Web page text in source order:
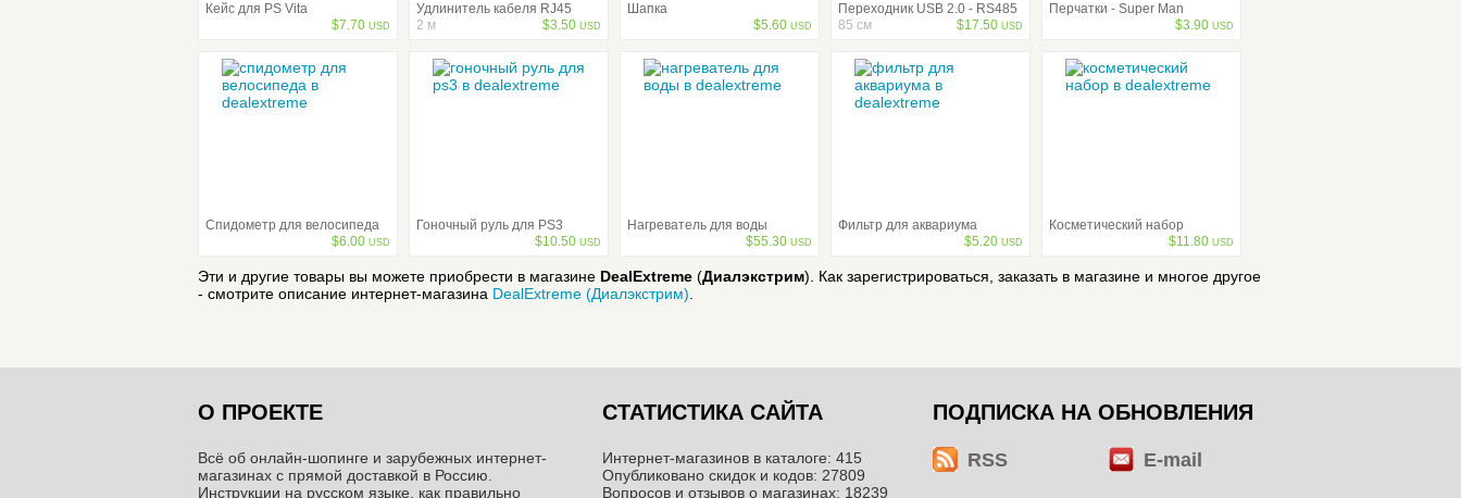
Кейс для PS Vita
$7.70 USD
Удлинитель кабеля RJ45
2 м
$3.50 USD
Шапка
$5.60 USD
Переходник USB 2.0 - RS485
85 см
$17.50 USD
Перчатки - Super Man
$3.90 USD
Спидометр для велосипеда
$6.00 USD
Гоночный руль для PS3
$10.50 USD
Нагреватель для воды
$55.30 USD
Фильтр для аквариума
$5.20 USD
Косметический набор
$11.80 USD
Эти и другие товары вы можете приобрести в магазине DealExtreme (Диалэкстрим). Как зарегистрироваться, заказать в магазине и многое другое
- смотрите описание интернет-магазина DealExtreme (Диалэкстрим)
О ПРОЕКТЕ
Всё об онлайн-шопинге и зарубежных интернет-
магазинах c прямой доставкой в Россию.
Инструкции на русском языке, как правильно
СТАТИСТИКА САЙТА
Интернет-магазинов в каталоге: 415
Опубликовано скидок и кодов: 27809
Вопросов и отзывов о магазинах: 18239
ПОДПИСКА НА ОБНОВЛЕНИЯ
RSS E-mail